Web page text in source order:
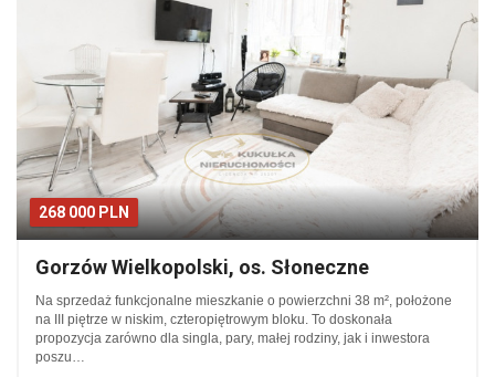
268 000 PLN
Gorzów Wielkopolski, os. Słoneczne
Na sprzedaż funkcjonalne mieszkanie o powierzchni 38 m², położone
na III piętrze w niskim, czteropiętrowym bloku. To doskonała
propozycja zarówno dla singla, pary, małej rodziny, jak i inwestora
poszu…